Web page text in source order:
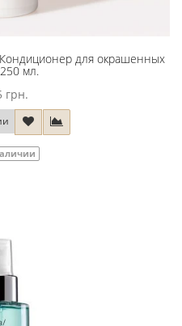
для окрашенных
мл.
грн.